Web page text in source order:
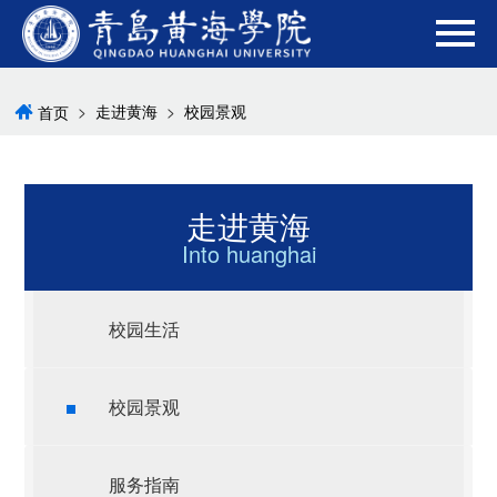
首页 > 走进黄海 > 校园景观
走进黄海
Into huanghai
校园生活
校园景观
服务指南